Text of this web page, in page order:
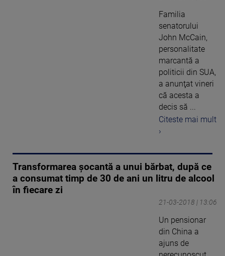
Familia
senatorului
John McCain,
personalitate
marcantă a
politicii din SUA,
a anunţat vineri
că acesta a
decis să ...
Citeste mai mult
›
Transformarea șocantă a unui bărbat, după ce
a consumat timp de 30 de ani un litru de alcool
în fiecare zi
21-03-2018 | 13:06
Un pensionar
din China a
ajuns de